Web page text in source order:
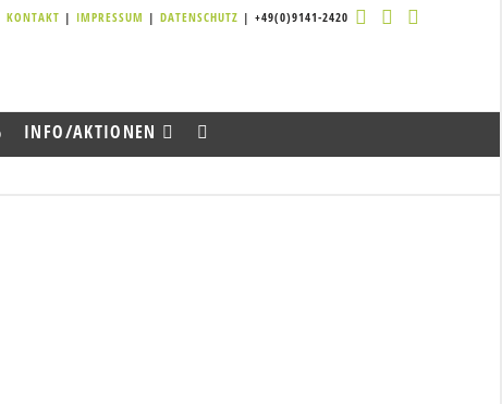
KONTAKT | IMPRESSUM | DATENSCHUTZ | +49(0)9141-2420
INFO/AKTIONEN